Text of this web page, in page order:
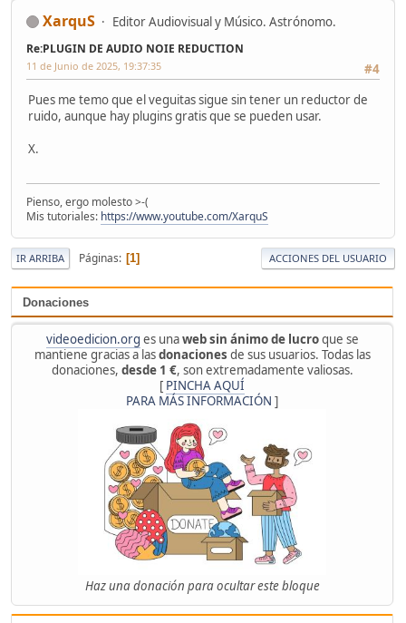
Donaciones
videoedicion.org es unaweb sin ánimo de lucroque se
mantiene gracias a lasdonaciones de sus usuarios. Todas las
donaciones, desde 1 €, son extremadamente valiosas.
[ PINCHA AQUÍ
PARA MÁS INFORMACIÓN ]
Haz una donación para ocultar este bloque
XarquS Editor Audiovisual y Músico. Astrónomo.
Re:PLUGIN DE AUDIO NOIE REDUCTION
#4
11 de Junio de 2025, 19:37:35
Pues me temo que el veguitas sigue sin tener un reductor de
ruido, aunque hay plugins gratis que se pueden usar.
X.
Pienso, ergo molesto >-(
Mis tutoriales: https://www.youtube.com/XarquS
IR ARRIBA Páginas 1 ACCIONES DEL USUARIO